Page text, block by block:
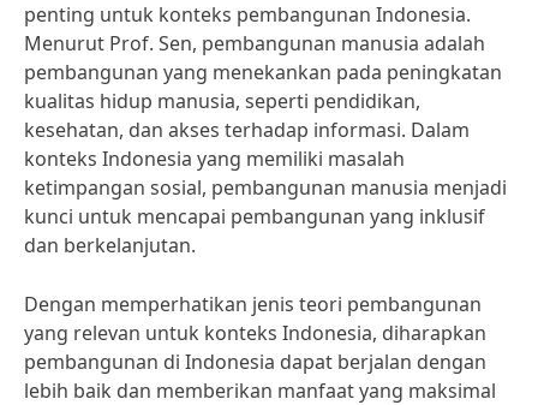
penting untuk konteks pembangunan Indonesia.
Menurut Prof. Sen, pembangunan manusia adalah
pembangunan yang menekankan pada peningkatan
kualitas hidup manusia, seperti pendidikan,
kesehatan, dan akses terhadap informasi. Dalam
konteks Indonesia yang memiliki masalah
ketimpangan sosial, pembangunan manusia menjadi
kunci untuk mencapai pembangunan yang inklusif
dan berkelanjutan.
Dengan memperhatikan jenis teori pembangunan
yang relevan untuk konteks Indonesia, diharapkan
pembangunan di Indonesia dapat berjalan dengan
lebih baik dan memberikan manfaat yang maksimal